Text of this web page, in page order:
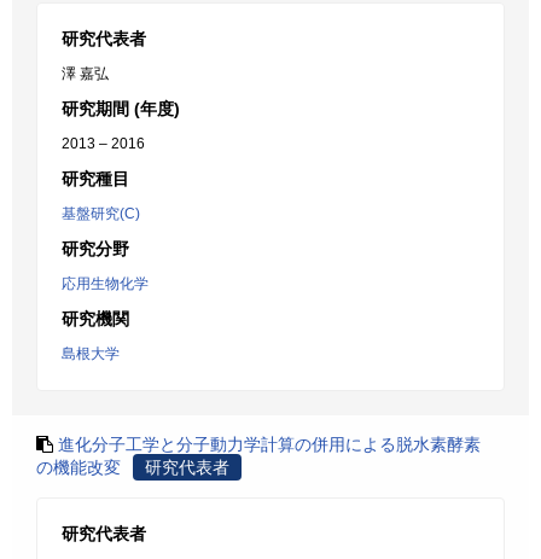
研究代表者
澤 嘉弘
研究期間 (年度)
2013 – 2016
研究種目
基盤研究(C)
研究分野
応用生物化学
研究機関
島根大学
進化分子工学と分子動力学計算の併用による脱水素酵素
の機能改変
研究代表者
研究代表者